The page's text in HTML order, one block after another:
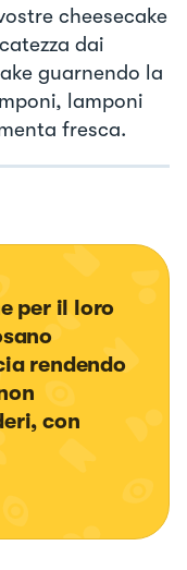
cheesecake
dai
guarnendo la
lamponi
fresca.
per il loro
rendendo
con